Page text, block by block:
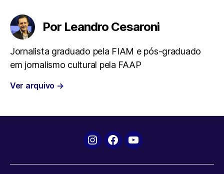
b
o
o
i
t
r
a
s
p
p
g
a
m
Por Leandro Cesaroni
Jornalista graduado pela FIAM e pós-graduado
em jornalismo cultural pela FAAP
Ver arquivo →
Instagram
FacebookYouTube